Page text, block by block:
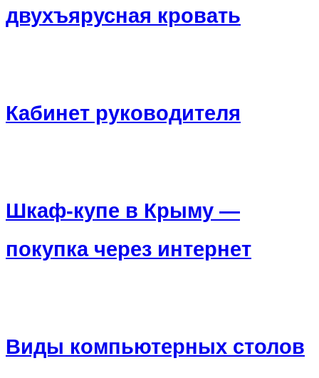
двухъярусная кровать
Кабинет руководителя
Шкаф-купе в Крыму —
покупка через интернет
Виды компьютерных столов